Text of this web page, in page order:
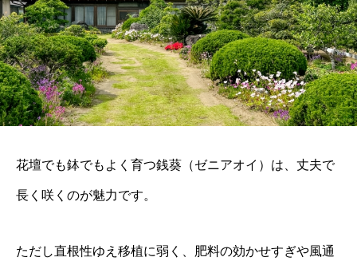
花壇でも鉢でもよく育つ銭葵（ゼニアオイ）は、丈夫で
長く咲くのが魅力です。
ただし直根性ゆえ移植に弱く、肥料の効かせすぎや風通